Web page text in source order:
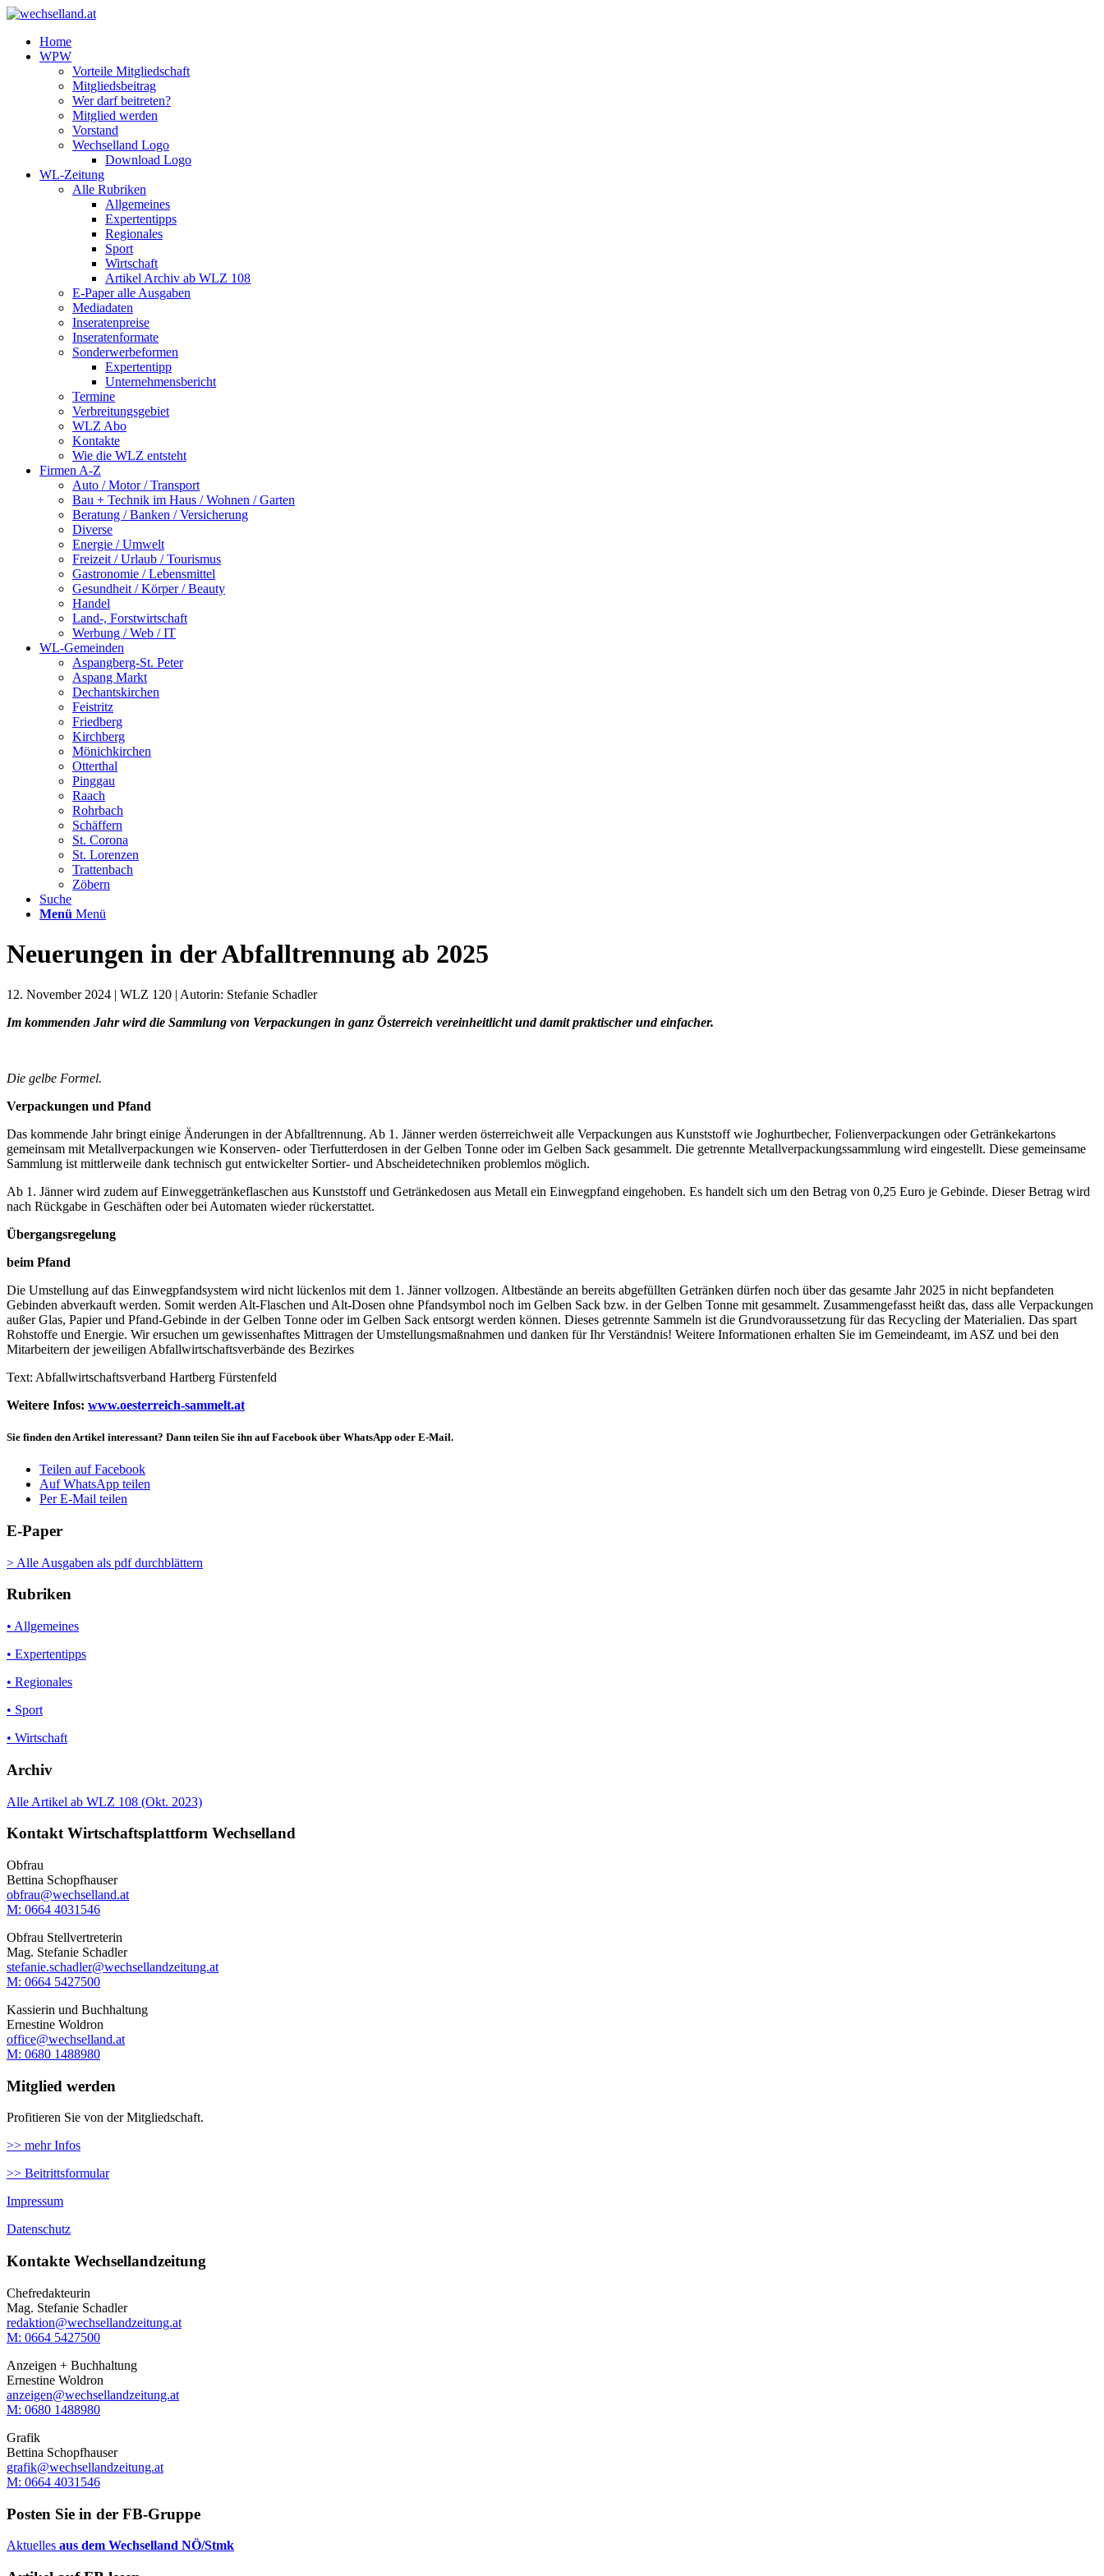
Home
WPW
Vorteile Mitgliedschaft
Mitgliedsbeitrag
Wer darf beitreten?
Mitglied werden
Vorstand
Wechselland Logo
Download Logo
WL-Zeitung
Alle Rubriken
Allgemeines
Expertentipps
Regionales
Sport
Wirtschaft
Artikel Archiv ab WLZ 108
E-Paper alle Ausgaben
Mediadaten
Inseratenpreise
Inseratenformate
Sonderwerbeformen
Expertentipp
Unternehmensbericht
Termine
Verbreitungsgebiet
WLZ Abo
Kontakte
Wie die WLZ entsteht
Firmen A-Z
Auto / Motor / Transport
Bau + Technik im Haus / Wohnen / Garten
Beratung / Banken / Versicherung
Diverse
Energie / Umwelt
Freizeit / Urlaub / Tourismus
Gastronomie / Lebensmittel
Gesundheit / Körper / Beauty
Handel
Land-, Forstwirtschaft
Werbung / Web / IT
WL-Gemeinden
Aspangberg-St. Peter
Aspang Markt
Dechantskirchen
Feistritz
Friedberg
Kirchberg
Mönichkirchen
Otterthal
Pinggau
Raach
Rohrbach
Schäffern
St. Corona
St. Lorenzen
Trattenbach
Zöbern
Suche
Menü Menü
Neuerungen in der Abfalltrennung ab 2025
12. November 2024 | WLZ 120 | Autorin: Stefanie Schadler
Im kommenden Jahr wird die Sammlung von Verpackungen in ganz Österreich vereinheitlicht und damit praktischer und einfacher.
Die gelbe Formel.
Verpackungen und Pfand
Das kommende Jahr bringt einige Änderungen in der Abfalltrennung. Ab 1. Jänner werden österreichweit alle Verpackungen aus Kunststoff wie Joghurtbecher, Folienverpackungen oder Getränkekartons
gemeinsam mit Metallverpackungen wie Konserven- oder Tierfutterdosen in der Gelben Tonne oder im Gelben Sack gesammelt. Die getrennte Metallverpackungssammlung wird eingestellt. Diese gemeinsame
Sammlung ist mittlerweile dank technisch gut entwickelter Sortier- und Abscheidetechniken problemlos möglich.
Ab 1. Jänner wird zudem auf Einweggetränkeflaschen aus Kunststoff und Getränkedosen aus Metall ein Einwegpfand eingehoben. Es handelt sich um den Betrag von 0,25 Euro je Gebinde. Dieser Betrag wird
nach Rückgabe in Geschäften oder bei Automaten wieder rückerstattet.
Übergangsregelung
beim Pfand
Die Umstellung auf das Einwegpfandsystem wird nicht lückenlos mit dem 1. Jänner vollzogen. Altbestände an bereits abgefüllten Getränken dürfen noch über das gesamte Jahr 2025 in nicht bepfandeten
Gebinden abverkauft werden. Somit werden Alt-Flaschen und Alt-Dosen ohne Pfandsymbol noch im Gelben Sack bzw. in der Gelben Tonne mit gesammelt. Zusammengefasst heißt das, dass alle Verpackungen
außer Glas, Papier und Pfand-Gebinde in der Gelben Tonne oder im Gelben Sack entsorgt werden können. Dieses getrennte Sammeln ist die Grundvoraussetzung für das Recycling der Materialien. Das spart
Rohstoffe und Energie. Wir ersuchen um gewissenhaftes Mittragen der Umstellungsmaßnahmen und danken für Ihr Verständnis! Weitere Informationen erhalten Sie im Gemeindeamt, im ASZ und bei den
Mitarbeitern der jeweiligen Abfallwirtschaftsverbände des Bezirkes
Text: Abfallwirtschaftsverband Hartberg Fürstenfeld
Weitere Infos: www.oesterreich-sammelt.at
Sie finden den Artikel interessant? Dann teilen Sie ihn auf Facebook über WhatsApp oder E-Mail.
Teilen auf Facebook
Auf WhatsApp teilen
Per E-Mail teilen
E-Paper
> Alle Ausgaben als pdf durchblättern
Rubriken
• Allgemeines
• Expertentipps
• Regionales
• Sport
• Wirtschaft
Archiv
Alle Artikel ab WLZ 108 (Okt. 2023)
Kontakt Wirtschaftsplattform Wechselland
Obfrau
Bettina Schopfhauser
obfrau@wechselland.at
M: 0664 4031546
Obfrau Stellvertreterin
Mag. Stefanie Schadler
stefanie.schadler@wechsellandzeitung.at
M: ‭0664 5427500‬
Kassierin und Buchhaltung
Ernestine Woldron
office@wechselland.at
M: ‭0680 1488980‬
Mitglied werden
Profitieren Sie von der Mitgliedschaft.
>> mehr Infos
>> Beitrittsformular
Impressum
Datenschutz
Kontakte Wechsellandzeitung
Chefredakteurin
Mag. Stefanie Schadler
redaktion@wechsellandzeitung.at
M: 0664 5427500‬
Anzeigen + Buchhaltung
Ernestine Woldron
anzeigen@wechsellandzeitung.at
M: ‭0680 1488980‬
Grafik
Bettina Schopfhauser
grafik@wechsellandzeitung.at
M: 0664 4031546
Posten Sie in der FB-Gruppe
Aktuelles aus dem Wechselland NÖ/Stmk